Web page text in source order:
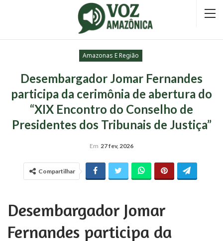
Amazonas E Região
Desembargador Jomar Fernandes
participa da cerimônia de abertura do
“XIX Encontro do Conselho de
Presidentes dos Tribunais de Justiça”
Em 27 fev, 2026
Compartilhar
Desembargador Jomar
Fernandes participa da